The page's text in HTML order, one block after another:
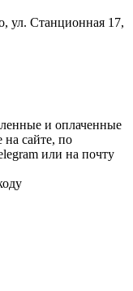
ул. Станционная 17,
и оплаченные
на сайте, по
или на почту